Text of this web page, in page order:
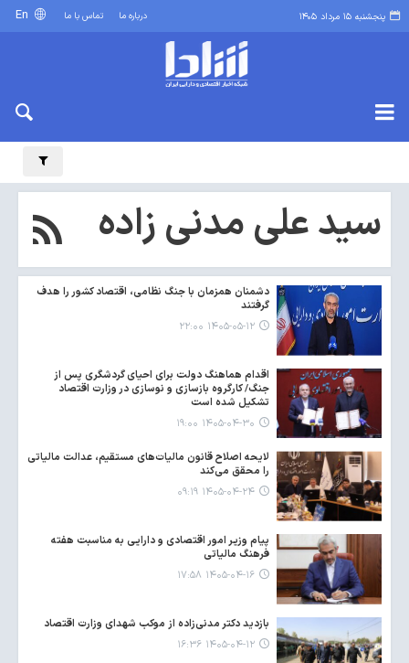
پنجشنبه ۱۵ مرداد ۱۴۰۵ درباره ما تماس با ما
سید علی مدنی زاده
دشمنان همزمان با جنگ نظامی، اقتصاد کشور را هدف
گرفتند
۱۴۰۵-۰۵-۱۲ ۲۲:۰۰
اقدام هماهنگ دولت برای احیای گردشگری پس از
جنگ/ کارگروه بازسازی و نوسازی در وزارت اقتصاد
تشکیل شده است
۱۴۰۵-۰۴-۳۰ ۱۹:۰۰
لایحه اصلاح قانون مالیات‌های مستقیم، عدالت مالیاتی
را محقق می‌کند
۱۴۰۵-۰۴-۲۴ ۰۹:۱۹
پیام وزیر امور اقتصادی و دارایی به مناسبت هفته
فرهنگ مالیاتی
۱۴۰۵-۰۴-۱۶ ۱۷:۵۸
بازدید دکتر مدنی‌زاده از موکب شهدای وزارت اقتصاد
۱۴۰۵-۰۴-۱۲ ۱۶:۳۶